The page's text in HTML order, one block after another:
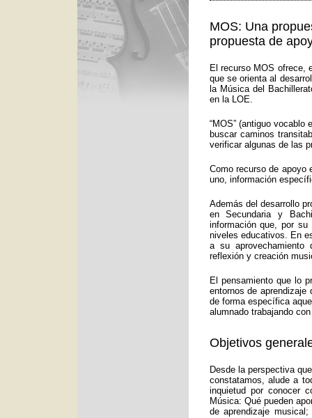
MOS: Una
propuesta de
El recurso MOS ofrece,
que se orienta al
la Música del
en la LOE.
“MOS” (antiguo
buscar caminos
verificar algunas de las
Como recurso de
uno, información
Además del desarrollo
en Secundaria y
información que, por
niveles educativos. En
a su aprovechamiento
reflexión y creación
El pensamiento que lo
entornos de aprendizaje
de forma específica
alumnado trabajando
Objetivos
Desde la perspectiva
constatamos, alude a
inquietud por conocer
Música: Qué pueden
de aprendizaje